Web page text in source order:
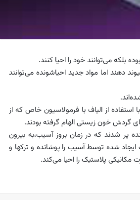
بلکه می‌توانند خود را احیا کنند.
دهند اما مواد جدید احیاشونده می‌توانند
استفاده از الیاف با فرمولاسیون خاص که از
گردش خون زیستی الهام گرفته بودند.
پر شدند که در زمان بروز آسیب،‌به بیرون
شده توسط آسیب را پوشانده و ترکها و
پلاستیک را احیا می‌کند.